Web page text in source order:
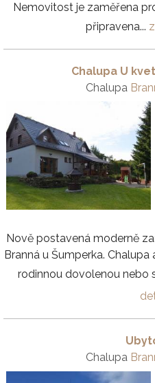
Nemovitost je zaměřena
připravena...
Chalupa U
Chalupa
Nově postavená moderně
Branná u Šumperka.
rodinnou dovolenou nebo
Chalupa